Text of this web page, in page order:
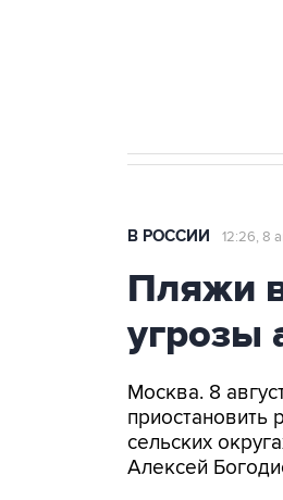
В РОССИИ 12:26, 8
Пляжи
угрозы
Москва. 8
приостановить
сельских
Алексей